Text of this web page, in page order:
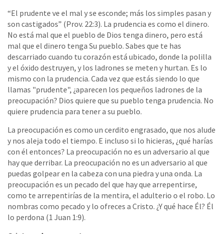
“El prudente ve el mal y se esconde; más los simples pasan y
son castigados” (Prov. 22:3). La prudencia es como el dinero.
No está mal que el pueblo de Dios tenga dinero, pero está
mal que el dinero tenga Su pueblo. Sabes que te has
descarriado cuando tu corazón está ubicado, donde la polilla
y el óxido destruyen, y los ladrones se meten y hurtan. Es lo
mismo con la prudencia. Cada vez que estás siendo lo que
llamas "prudente", ¿aparecen los pequeños ladrones de la
preocupación? Dios quiere que su pueblo tenga prudencia. No
quiere prudencia para tener a su pueblo.
La preocupación es como un cerdito engrasado, que nos alude
y nos aleja todo el tiempo. E incluso si lo hicieras, ¿qué harías
con él entonces? La preocupación no es un adversario al que
hay que derribar. La preocupación no es un adversario al que
puedas golpear en la cabeza con una piedra y una onda. La
preocupación es un pecado del que hay que arrepentirse,
como te arrepentirías de la mentira, el adulterio o el robo. Lo
nombras como pecado y lo ofreces a Cristo. ¿Y qué hace Él? Él
lo perdona (1 Juan 1:9).